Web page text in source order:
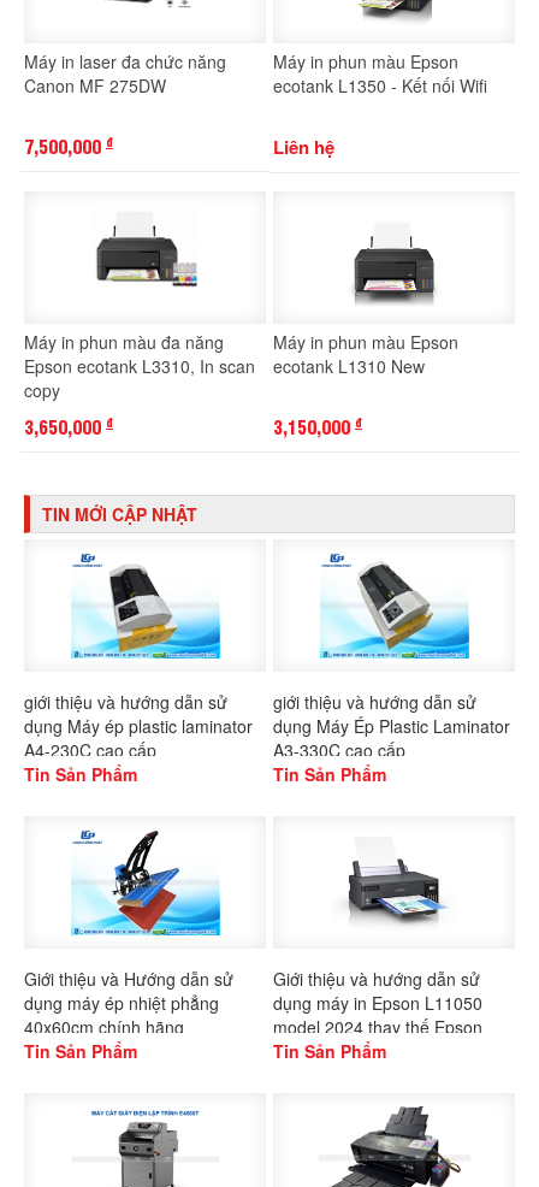
Máy in laser đa chức năng
Canon MF 275DW
7,500,000 đ
Máy in phun màu Epson
ecotank L1350 - Kết nối Wifi
Liên hệ
Máy in phun màu đa năng
Epson ecotank L3310, In scan
copy
3,650,000 đ
Máy in phun màu Epson
ecotank L1310 New
3,150,000 đ
TIN MỚI CẬP NHẬT
giới thiệu và hướng dẫn sử
dụng Máy ép plastic laminator
A4-230C cao cấp
Tin Sản Phẩm
giới thiệu và hướng dẫn sử
dụng Máy Ép Plastic Laminator
A3-330C cao cấp
Tin Sản Phẩm
Giới thiệu và Hướng dẫn sử
dụng máy ép nhiệt phẳng
40x60cm chính hãng
Gaoshang
Tin Sản Phẩm
Giới thiệu và hướng dẫn sử
dụng máy in Epson L11050
model 2024 thay thế Epson
L1300
Tin Sản Phẩm